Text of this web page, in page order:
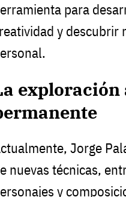
para
y descubrir
Jorge
nuevas técnicas,
y